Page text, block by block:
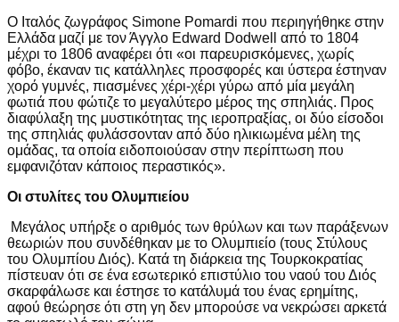
Ο Ιταλός ζωγράφος Simone Pomardi που περιηγήθηκε στην
Ελλάδα μαζί με τον Άγγλο Edward Dodwell από το 1804
μέχρι το 1806 αναφέρει ότι «οι παρευρισκόμενες, χωρίς
φόβο, έκαναν τις κατάλληλες προσφορές και ύστερα έστηναν
χορό γυμνές, πιασμένες χέρι-χέρι γύρω από μία μεγάλη
φωτιά που φώτιζε το μεγαλύτερο μέρος της σπηλιάς. Προς
διαφύλαξη της μυστικότητας της ιεροπραξίας, οι δύο είσοδοι
της σπηλιάς φυλάσσονταν από δύο ηλικιωμένα μέλη της
ομάδας, τα οποία ειδοποιούσαν στην περίπτωση που
εμφανιζόταν κάποιος περαστικός».
Οι στυλίτες του Ολυμπιείου
Μεγάλος υπήρξε ο αριθμός των θρύλων και των παράξενων
θεωριών που συνδέθηκαν με το Ολυμπιείο (τους Στύλους
του Ολυμπίου Διός). Κατά τη διάρκεια της Τουρκοκρατίας
πίστευαν ότι σε ένα εσωτερικό επιστύλιο του ναού του Διός
σκαρφάλωσε και έστησε το κατάλυμά του ένας ερημίτης,
αφού θεώρησε ότι στη γη δεν μπορούσε να νεκρώσει αρκετά